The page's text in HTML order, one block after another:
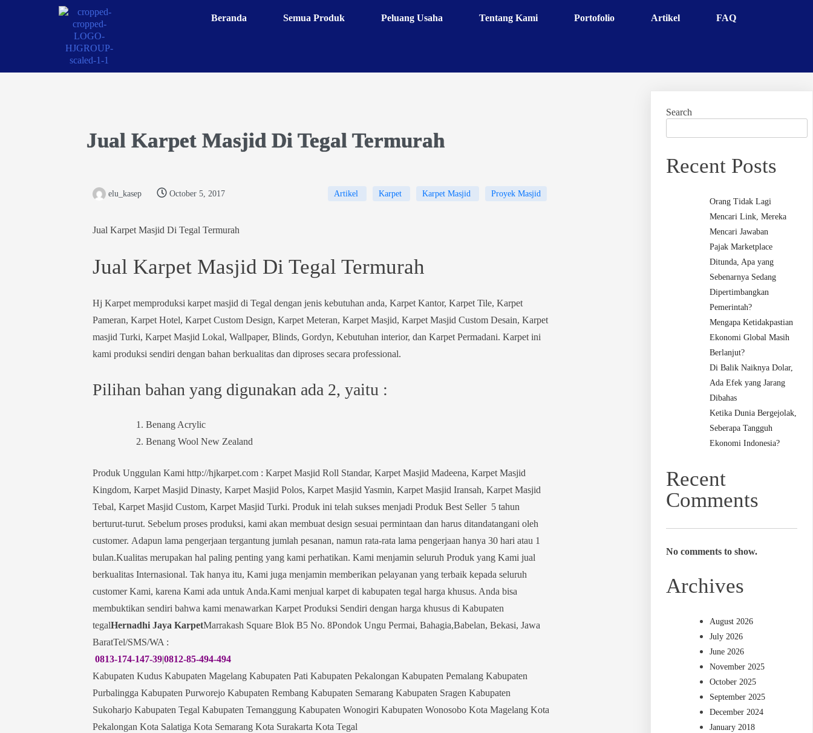
Beranda Semua Produk Peluang Usaha Tentang Kami Portofolio Artikel FAQ
Jual Karpet Masjid Di Tegal Termurah
elu_kasep October 5, 2017 Artikel Karpet Karpet Masjid Proyek Masjid
Jual Karpet Masjid Di Tegal Termurah
Jual Karpet Masjid Di Tegal Termurah
Hj Karpet memproduksi karpet masjid di Tegal dengan jenis kebutuhan anda, Karpet Kantor, Karpet Tile, Karpet
Pameran, Karpet Hotel, Karpet Custom Design, Karpet Meteran, Karpet Masjid, Karpet Masjid Custom Desain, Karpet
masjid Turki, Karpet Masjid Lokal, Wallpaper, Blinds, Gordyn, Kebutuhan interior, dan Karpet Permadani. Karpet ini
kami produksi sendiri dengan bahan berkualitas dan diproses secara professional.
Pilihan bahan yang digunakan ada 2, yaitu :
Benang Acrylic
Benang Wool New Zealand
Produk Unggulan Kami http://hjkarpet.com : Karpet Masjid Roll Standar, Karpet Masjid Madeena, Karpet Masjid
Kingdom, Karpet Masjid Dinasty, Karpet Masjid Polos, Karpet Masjid Yasmin, Karpet Masjid Iransah, Karpet Masjid
Tebal, Karpet Masjid Custom, Karpet Masjid Turki. Produk ini telah sukses menjadi Produk Best Seller 5 tahun
berturut-turut. Sebelum proses produksi, kami akan membuat design sesuai permintaan dan harus ditandatangani oleh
customer. Adapun lama pengerjaan tergantung jumlah pesanan, namun rata-rata lama pengerjaan hanya 30 hari atau 1
bulan.Kualitas merupakan hal paling penting yang kami perhatikan. Kami menjamin seluruh Produk yang Kami jual
berkualitas Internasional. Tak hanya itu, Kami juga menjamin memberikan pelayanan yang terbaik kepada seluruh
customer Kami, karena Kami ada untuk Anda.Kami menjual karpet di kabupaten tegal harga khusus. Anda bisa
membuktikan sendiri bahwa kami menawarkan Karpet Produksi Sendiri dengan harga khusus di Kabupaten
tegalHernadhi Jaya KarpetMarrakash Square Blok B5 No. 8Pondok Ungu Permai, Bahagia,Babelan, Bekasi, Jawa
BaratTel/SMS/WA :
0813-174-147-39|0812-85-494-494
Kabupaten Kudus Kabupaten Magelang Kabupaten Pati Kabupaten Pekalongan Kabupaten Pemalang Kabupaten
Purbalingga Kabupaten Purworejo Kabupaten Rembang Kabupaten Semarang Kabupaten Sragen Kabupaten
Sukoharjo Kabupaten Tegal Kabupaten Temanggung Kabupaten Wonogiri Kabupaten Wonosobo Kota Magelang Kota
Pekalongan Kota Salatiga Kota Semarang Kota Surakarta Kota Tegal
Search
Recent Posts
Orang Tidak Lagi
Mencari Link, Mereka
Mencari Jawaban
Pajak Marketplace
Ditunda, Apa yang
Sebenarnya Sedang
Dipertimbangkan
Pemerintah?
Mengapa Ketidakpastian
Ekonomi Global Masih
Berlanjut?
Di Balik Naiknya Dolar,
Ada Efek yang Jarang
Dibahas
Ketika Dunia Bergejolak,
Seberapa Tangguh
Ekonomi Indonesia?
Recent
Comments
No comments to show.
Archives
August 2026
July 2026
June 2026
November 2025
October 2025
September 2025
December 2024
January 2018